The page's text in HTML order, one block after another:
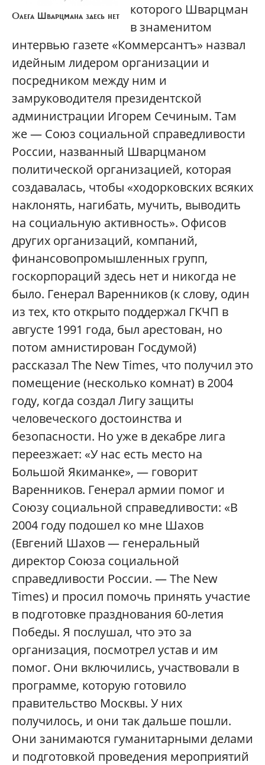
Олега Шварцмана здесь нет
которого Шварцман
в знаменитом
интервью газете «Коммерсантъ» назвал
идейным лидером организации и
посредником между ним и
замруководителя президентской
администрации Игорем Сечиным. Там
же — Союз социальной справедливости
России, названный Шварцманом
политической организацией, которая
создавалась, чтобы «ходорковских всяких
наклонять, нагибать, мучить, выводить
на социальную активность». Офисов
других организаций, компаний,
финансовопромышленных групп,
госкорпораций здесь нет и никогда не
было. Генерал Варенников (к слову, один
из тех, кто открыто поддержал ГКЧП в
августе 1991 года, был арестован, но
потом амнистирован Госдумой)
рассказал The New Times, что получил это
помещение (несколько комнат) в 2004
году, когда создал Лигу защиты
человеческого достоинства и
безопасности. Но уже в декабре лига
переезжает: «У нас есть место на
Большой Якиманке», — говорит
Варенников. Генерал армии помог и
Союзу социальной справедливости: «В
2004 году подошел ко мне Шахов
(Евгений Шахов — генеральный
директор Союза социальной
справедливости России. — The New
Times) и просил помочь принять участие
в подготовке празднования 60-летия
Победы. Я послушал, что это за
организация, посмотрел устав и им
помог. Они включились, участвовали в
программе, которую готовило
правительство Москвы. У них
получилось, и они так дальше пошли.
Они занимаются гуманитарными делами
и подготовкой проведения мероприятий